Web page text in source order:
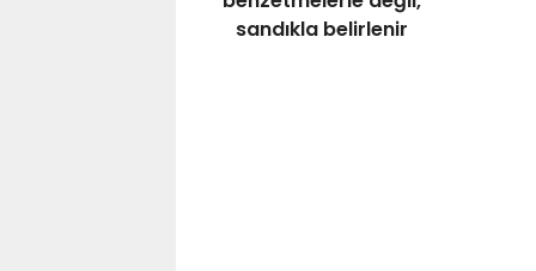
sandıkla belirlenir